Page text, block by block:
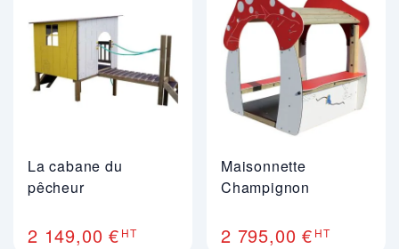
La cabane du
pêcheur
2 149,00 € HT
Maisonnette
Champignon
2 795,00 € HT